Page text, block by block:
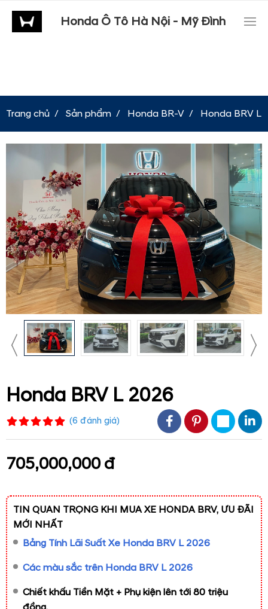
Honda Ô Tô Hà Nội - Mỹ Đình
Trang chủ Sản phẩm Honda BR-V Honda BRV L
Honda BRV L 2026
(6 đánh giá)
705,000,000 đ
TIN QUAN TRỌNG KHI MUA XE HONDA BRV, ƯU ĐÃI
MỚI NHẤT
Bảng Tính Lãi Suất Xe Honda BRV L 2026
Các màu sắc trên Honda BRV L 2026
Chiết khấu Tiền Mặt + Phụ kiện lên tới 80 triệu